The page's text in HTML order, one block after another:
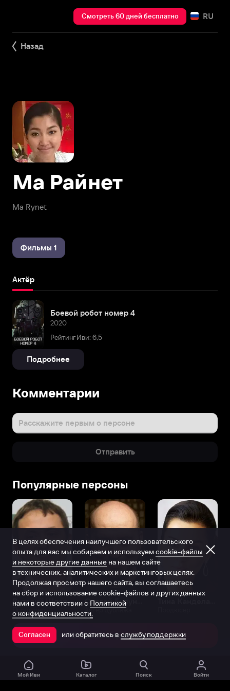
Смотреть 60 дней бесплатно RU
Назад
Ma Rynet
Ма Райнет
Фильмы 1
Актёр
Боевой робот номер 4
2020
Рейтинг Иви: 6,5
Подробнее
Комментарии
Расскажите первым о персоне
Отправить
Популярные персоны
Виталий Шляппо
Продюсер Актёр дубляжа
Открыть в приложении
Мой Иви Каталог Поиск Войти
В целях обеспечения наилучшего пользовательского
опыта для вас мы собираем и используем cookie-файлы
и некоторые другие данные на нашем сайте
в технических, аналитических и маркетинговых целях.
Продолжая просмотр нашего сайта, вы соглашаетесь
на сбор и использование cookie-файлов и других данных
нами в соответствии с Политикой
о конфиденциальности.
Согласен или обратитесь в службу поддержки